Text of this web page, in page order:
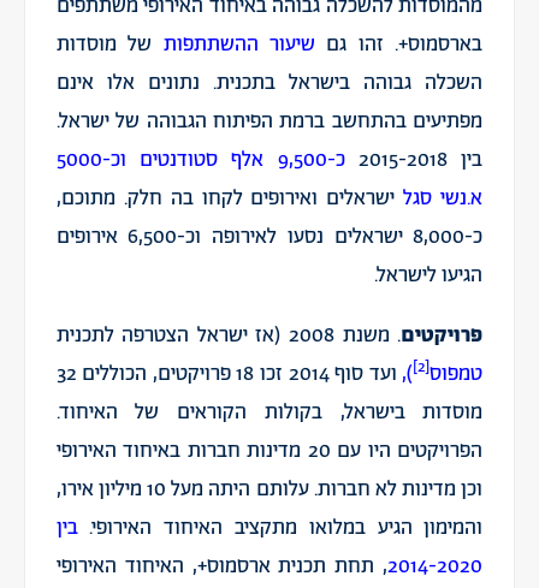
בארסמוס+. זהו גם שיעור ההשתתפות של מוסדות
השכלה גבוהה בישראל בתכנית. נתונים אלו אינם
מפתיעים בהתחשב ברמת הפיתוח הגבוהה של ישראל.
בין 2015-2018
כ-9,500 אלף סטודנטים וכ-5000
א.נשי סגלישראלים ואירופים לקחו בה חלק. מתוכם,
כ-8,000 ישראלים נסעו לאירופה וכ-6,500 אירופים
הגיעו לישראל.
פרויקטים. משנת 2008 (אז ישראל הצטרפה לתכנית
טמפוס[2]
), ועד סוף 2014 זכו 18 פרויקטים
, הכוללים 32
מוסדות בישראל, בקולות הקוראים של האיחוד.
הפרויקטים היו עם 20 מדינות חברות באיחוד האירופי
וכן מדינות לא חברות. עלותם היתה מעל 10 מיליון אירו,
והמימון הגיע במלואו מתקציב האיחוד האירופי.בין
2014-2020, תחת תכנית ארסמוס+, האיחוד האירופי